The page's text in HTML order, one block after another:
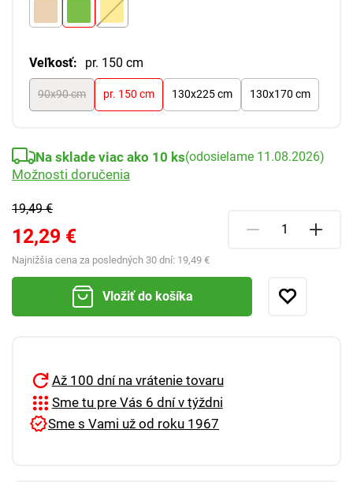
Veľkosť: pr. 150 cm
90x90 cm pr. 150 cm 130x225 cm 130x170 cm
19,49 €
12,29 €
Najnižšia cena za posledných 30 dní: 19,49 €
Na sklade viac ako 10 ks(odosielame 11.08.2026)
Možnosti doručenia
Vložiť do košíka
Až 100 dní na vrátenie tovaru
Sme tu pre Vás 6 dní v týždni
Sme s Vami už od roku 1967